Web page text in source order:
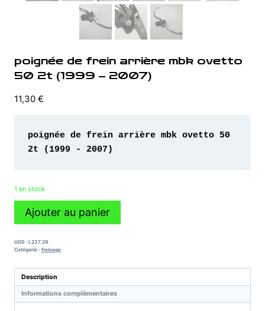
poignée de frein arrière mbk ovetto
50 2t (1999 – 2007)
11,30 €
poignée de frein arrière mbk ovetto 50
2t (1999 - 2007)
1 en stock
quantité
de
frein
mbk
ovetto
50
Ajouter au panier
UGS : L237.29
Catégorie : freinage
Description
Informations complémentaires